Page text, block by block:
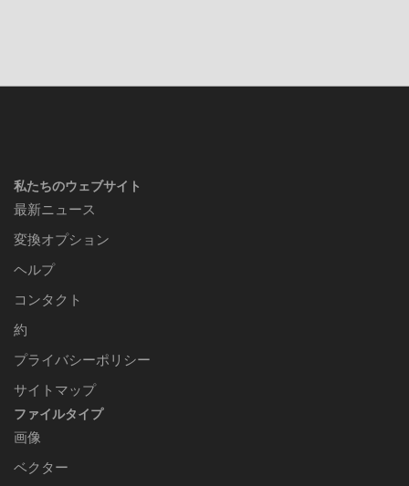
私たちのウェブサイト
最新ニュース
変換オプション
ヘルプ
コンタクト
約
プライバシーポリシー
サイトマップ
ファイルタイプ
画像
ベクター